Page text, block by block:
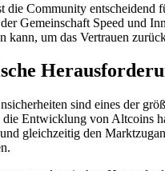
die Community entscheidend
Gemeinschaft Speed und
kann, um das Vertrauen
sind eines der
Entwicklung von Altcoins
gleichzeitig den